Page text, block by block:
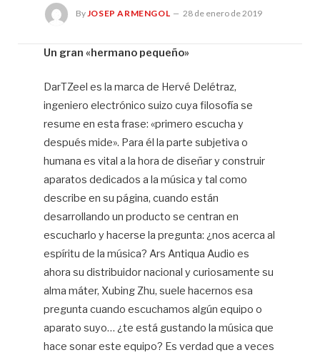
ByJOSEP ARMENGOL 28 de enero de 2019
Un gran «hermano pequeño»
DarTZeel es la marca de Hervé Delétraz,
ingeniero electrónico suizo cuya filosofía se
resume en esta frase: «primero escucha y
después mide». Para él la parte subjetiva o
humana es vital a la hora de diseñar y construir
aparatos dedicados a la música y tal como
describe en su página, cuando están
desarrollando un producto se centran en
escucharlo y hacerse la pregunta: ¿nos acerca al
espíritu de la música? Ars Antiqua Audio es
ahora su distribuidor nacional y curiosamente su
alma máter, Xubing Zhu, suele hacernos esa
pregunta cuando escuchamos algún equipo o
aparato suyo… ¿te está gustando la música que
hace sonar este equipo? Es verdad que a veces